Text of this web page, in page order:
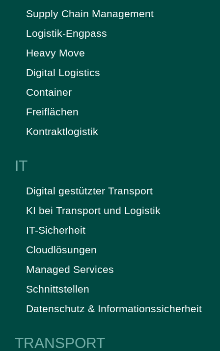
Supply Chain Management
Logistik-Engpass
Heavy Move
Digital Logistics
Container
Freiflächen
Kontraktlogistik
IT
Digital gestützter Transport
KI bei Transport und Logistik
IT-Sicherheit
Cloudlösungen
Managed Services
Schnittstellen
Datenschutz & Informationssicherheit
TRANSPORT